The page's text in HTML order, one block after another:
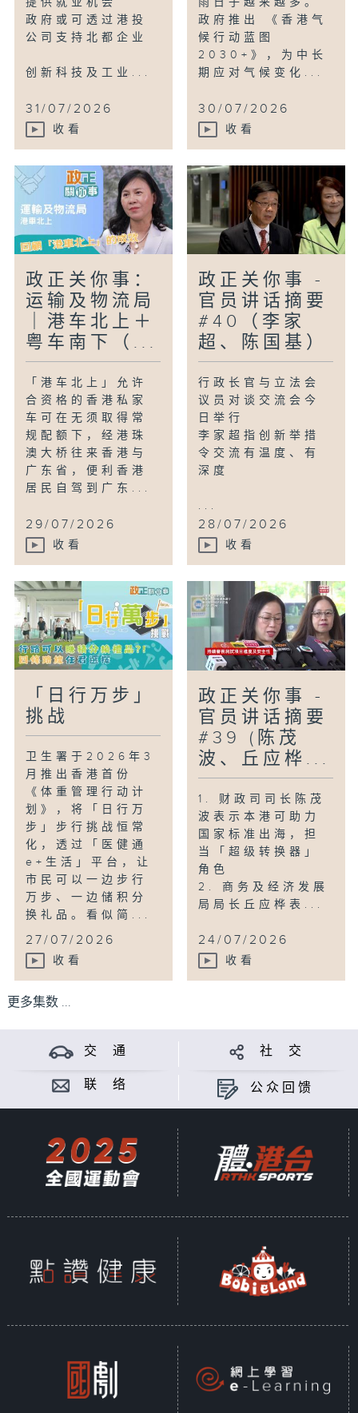
政府或可透过港投
公司支持北都企业
创新科技及工业...
31/07/2026
收看
政府推出 《香港气
候行动蓝图
2030+》，为中长
期应对气候变化...
30/07/2026
收看
政正关你事：
运输及物流局
｜港车北上＋
粤车南下（...
「港车北上」允许
合资格的香港私家
车可在无须取得常
规配额下，经港珠
澳大桥往来香港与
广东省，便利香港
居民自驾到广东...
29/07/2026
收看
政正关你事 -
官员讲话摘要
#40（李家
超、陈国基）
行政长官与立法会
议员对谈交流会今
日举行
李家超指创新举措
令交流有温度、有
深度
...
28/07/2026
收看
「日行万步」
挑战
卫生署于2026年3
月推出香港首份
《体重管理行动计
划》，将「日行万
步」步行挑战恒常
化，透过「医健通
e+生活」平台，让
市民可以一边步行
万步、一边储积分
换礼品。看似简...
27/07/2026
收看
政正关你事 -
官员讲话摘要
#39 (陈茂
波、丘应桦...
1. 财政司司长陈茂
波表示本港可助力
国家标准出海，担
当「超级转换器」
角色
2. 商务及经济发展
局局长丘应桦表...
24/07/2026
收看
更多集数 ...
交 通 社 交
联 络 公众回馈